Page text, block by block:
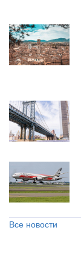
Все новости